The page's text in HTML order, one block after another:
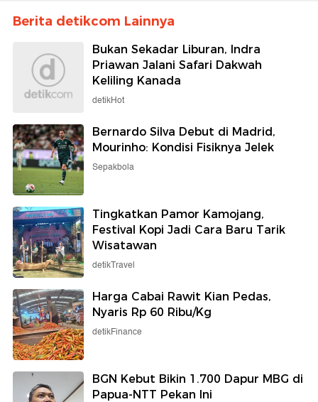
Berita detikcom Lainnya
Bukan Sekadar Liburan, Indra
Priawan Jalani Safari Dakwah
Keliling Kanada
detikHot
Bernardo Silva Debut di Madrid,
Mourinho: Kondisi Fisiknya Jelek
Sepakbola
Tingkatkan Pamor Kamojang,
Festival Kopi Jadi Cara Baru Tarik
Wisatawan
detikTravel
Harga Cabai Rawit Kian Pedas,
Nyaris Rp 60 Ribu/Kg
detikFinance
BGN Kebut Bikin 1.700 Dapur MBG di
Papua-NTT Pekan Ini